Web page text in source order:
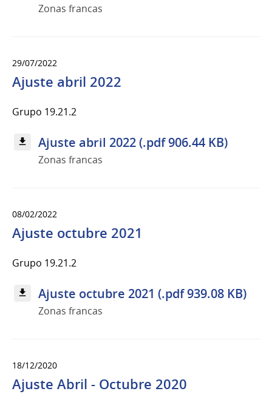
Zonas francas
29/07/2022
Ajuste abril 2022
Grupo 19.21.2
Ajuste abril 2022 (.pdf 906.44 KB)
Zonas francas
08/02/2022
Ajuste octubre 2021
Grupo 19.21.2
Ajuste octubre 2021 (.pdf 939.08 KB)
Zonas francas
18/12/2020
Ajuste Abril - Octubre 2020